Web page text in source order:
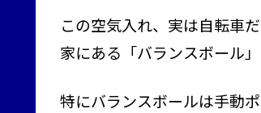
この空気入れ、実は自転車
家にある「バランスボール
特にバランスボールは手動